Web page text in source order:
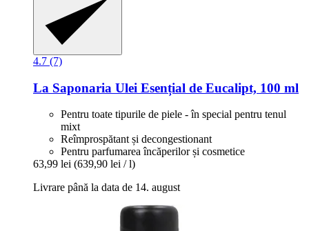
4.7 (7)
La Saponaria Ulei Esențial de Eucalipt, 100 ml
Pentru toate tipurile de piele - în special pentru tenul
mixt
Reîmprospătant și decongestionant
Pentru parfumarea încăperilor și cosmetice
63,99 lei (639,90 lei / l)
Livrare până la data de 14. august